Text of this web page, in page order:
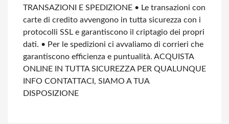
TRANSAZIONI E SPEDIZIONE • Le transazioni con
carte di credito avvengono in tutta sicurezza con i
protocolli SSL e garantiscono il criptagio dei propri
dati. • Per le spedizioni ci avvaliamo di corrieri che
garantiscono efficienza e puntualità. ACQUISTA
ONLINE IN TUTTA SICUREZZAPER QUALUNQUE
INFO CONTATTACI, SIAMO A TUA
DISPOSIZIONE